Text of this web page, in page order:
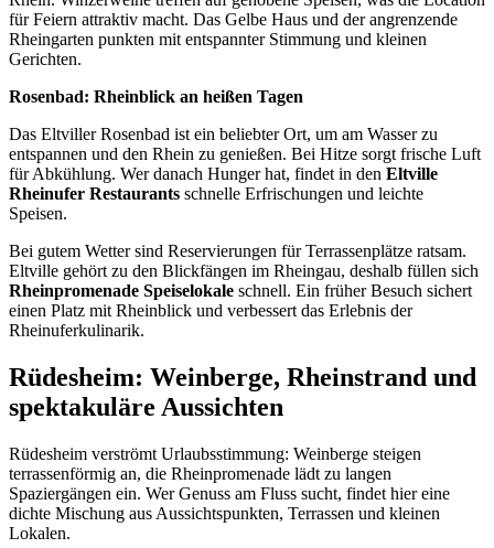
für Feiern attraktiv macht. Das Gelbe Haus und der angrenzende
Rheingarten punkten mit entspannter Stimmung und kleinen
Gerichten.
Rosenbad: Rheinblick an heißen Tagen
Das Eltviller Rosenbad ist ein beliebter Ort, um am Wasser zu
entspannen und den Rhein zu genießen. Bei Hitze sorgt frische Luft
für Abkühlung. Wer danach Hunger hat, findet in den Eltville
Rheinufer Restaurants schnelle Erfrischungen und leichte
Speisen.
Bei gutem Wetter sind Reservierungen für Terrassenplätze ratsam.
Eltville gehört zu den Blickfängen im Rheingau, deshalb füllen sich
Rheinpromenade Speiselokale schnell. Ein früher Besuch sichert
einen Platz mit Rheinblick und verbessert das Erlebnis der
Rheinuferkulinarik.
Rüdesheim: Weinberge, Rheinstrand und
spektakuläre Aussichten
Rüdesheim verströmt Urlaubsstimmung: Weinberge steigen
terrassenförmig an, die Rheinpromenade lädt zu langen
Spaziergängen ein. Wer Genuss am Fluss sucht, findet hier eine
dichte Mischung aus Aussichtspunkten, Terrassen und kleinen
Lokalen.